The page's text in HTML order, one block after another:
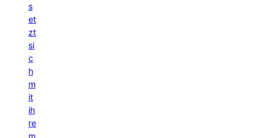
s
et
zt
si
c
h
m
it
ih
re
m